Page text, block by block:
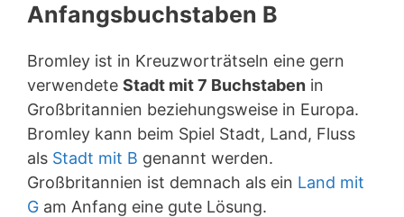
Anfangsbuchstaben B
Bromley ist in Kreuzworträtseln eine gern
verwendete Stadt mit 7 Buchstaben in
Großbritannien beziehungsweise in Europa.
Bromley kann beim Spiel Stadt, Land, Fluss
als Stadt mit B genannt werden.
Großbritannien ist demnach als ein Land mit
G am Anfang eine gute Lösung.